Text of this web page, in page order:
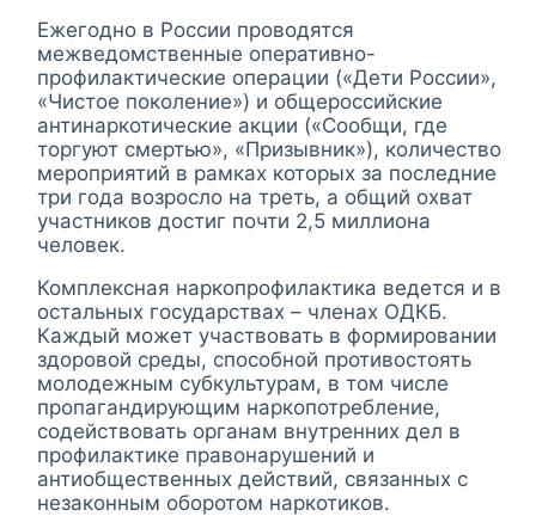
Ежегодно в России проводятся
межведомственные оперативно-
профилактические операции («Дети России»,
«Чистое поколение») и общероссийские
антинаркотические акции («Сообщи, где
торгуют смертью», «Призывник»), количество
мероприятий в рамках которых за последние
три года возросло на треть, а общий охват
участников достиг почти 2,5 миллиона
человек.
Комплексная наркопрофилактика ведется и в
остальных государствах – членах ОДКБ.
Каждый может участвовать в формировании
здоровой среды, способной противостоять
молодежным субкультурам, в том числе
пропагандирующим наркопотребление,
содействовать органам внутренних дел в
профилактике правонарушений и
антиобщественных действий, связанных с
незаконным оборотом наркотиков.